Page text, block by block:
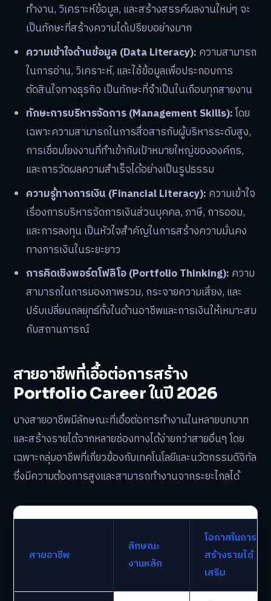
ทำงาน, วิเคราะห์ข้อมูล, และสร้างสรรค์ผลงานใหม่ๆ จะ
เป็นทักษะที่สร้างความได้เปรียบอย่างมาก
ความเข้าใจด้านข้อมูล (Data Literacy): ความสามารถ
ในการอ่าน, วิเคราะห์, และใช้ข้อมูลเพื่อประกอบการ
ตัดสินใจทางธุรกิจ เป็นทักษะที่จำเป็นในเกือบทุกสายงาน
ทักษะการบริหารจัดการ (Management Skills):โดย
เฉพาะความสามารถในการสื่อสารกับผู้บริหารระดับสูง,
การเชื่อมโยงงานที่ทำเข้ากับเป้าหมายใหญ่ขององค์กร,
และการวัดผลความสำเร็จได้อย่างเป็นรูปธรรม
ความรู้ทางการเงิน (Financial Literacy): ความเข้าใจ
เรื่องการบริหารจัดการเงินส่วนบุคคล, ภาษี, การออม,
และการลงทุน เป็นหัวใจสำคัญในการสร้างความมั่นคง
ทางการเงินในระยะยาว
การคิดเชิงพอร์ตโฟลิโอ (Portfolio Thinking): ความ
สามารถในการมองภาพรวม, กระจายความเสี่ยง, และ
ปรับเปลี่ยนกลยุทธ์ทั้งในด้านอาชีพและการเงินให้เหมาะสม
กับสถานการณ์
สายอาชีพที่เอื้อต่อการสร้าง
Portfolio Career ในปี 2026
บางสายอาชีพมีลักษณะที่เอื้อต่อการทำงานในหลายบทบาท
และสร้างรายได้จากหลายช่องทางได้ง่ายกว่าสายอื่นๆ โดย
เฉพาะกลุ่มอาชีพที่เกี่ยวข้องกับเทคโนโลยีและนวัตกรรมดิจิทัล
ซึ่งมีความต้องการสูงและสามารถทำงานจากระยะไกลได้
สายอาชีพ
ลักษณะ
งานหลัก
โอกาสในการ
สร้างรายได้
เสริม